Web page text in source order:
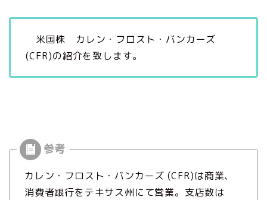
米国株 カレン・フロスト・バンカーズ
(CFR)の紹介を致します。
カレン・フロスト・バンカーズ (CFR)は商業、
消費者銀行をテキサス州にて営業。支店数は